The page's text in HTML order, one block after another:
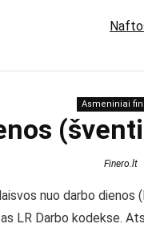
Asmeniniai
Finero.lt
nuo darbo dienos
LR Darbo kodekse.